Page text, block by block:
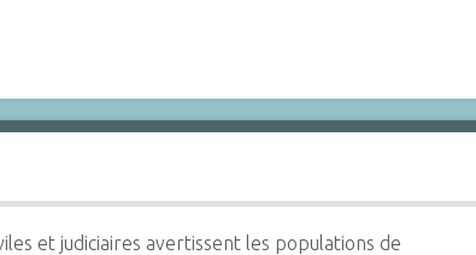
et judiciaires avertissent les populations de